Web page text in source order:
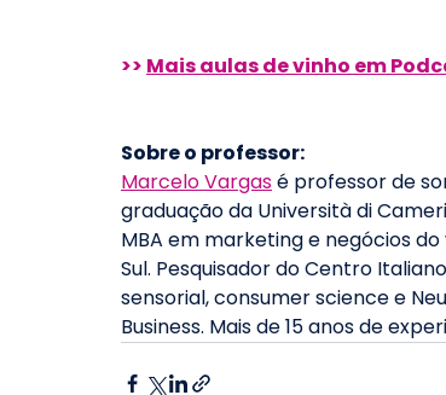
>> Mais aulas de vinho em
Sobre o professor:
Marcelo Vargas é professor de
graduação da Università di
MBA em marketing e negócios
Sul. Pesquisador do Centro
sensorial, consumer science e
Business. Mais de 15 anos de